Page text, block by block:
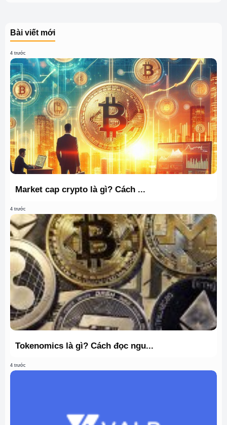
Bài viết mới
4 trước
Market cap crypto là gì? Cách ...
4 trước
Tokenomics là gì? Cách đọc ngu...
4 trước